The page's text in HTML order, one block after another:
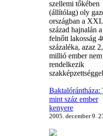
szellemi tőkében
(állítólag) oly
országban a XXI.
század hajnalán a
felnőtt lakosság
százaléka, azaz
millió ember nem
rendelkezik
szakképzettséggel
Baktalórántháza:
mint száz ember
kenyere
2005. december 9.